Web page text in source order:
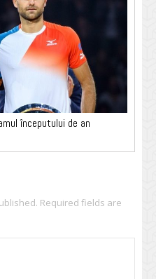
începutului de an
Required fields are